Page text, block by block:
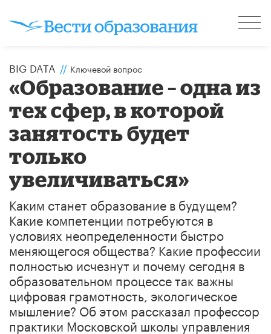
BIG DATA // Ключевой вопрос
«Образование – одна из
тех сфер, в которой
занятость будет
только
увеличиваться»
Каким станет образование в будущем?
Какие компетенции потребуются в
условиях неопределенности быстро
меняющегося общества? Какие профессии
полностью исчезнут и почему сегодня в
образовательном процессе так важны
цифровая грамотность, экологическое
мышление? Об этом рассказал профессор
практики Московской школы управления